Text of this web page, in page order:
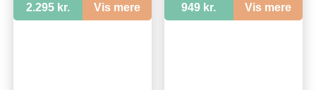
2.295 kr. Vis mere 949 kr. Vis mere